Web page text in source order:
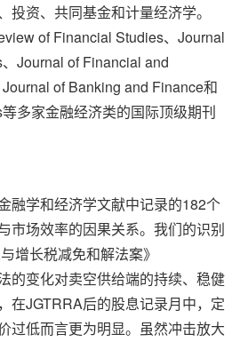
投资、共同基金和计量经济学。
of Financial Studies、Journal
Journal of Financial and
of Banking and Finance和
多家金融经济类的国际顶级期刊
融学和经济学文献中记录的182个
市场效率的因果关系。我们的识别
增长税减免和解法案》
的变化对卖空供给端的持续、稳健
在JGTRRA后的股息记录月中，定
过低而言更为明显。虽然冲击放大